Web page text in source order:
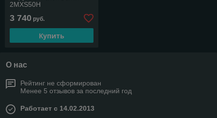
2MXS50H
3 740 руб.
Купить
О нас
Рейтинг не сформирован
Менее 5 отзывов за последний год
Работает с 14.02.2013